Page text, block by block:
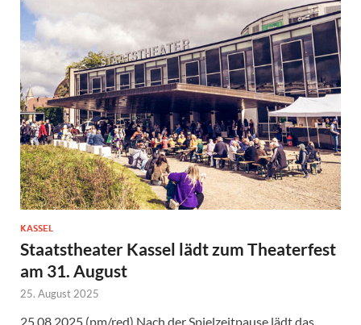
KASSEL
Staatstheater Kassel lädt zum Theaterfest
am 31. August
25. August 2025
25.08.2025 (pm/red) Nach der Spielzeitpause lädt das